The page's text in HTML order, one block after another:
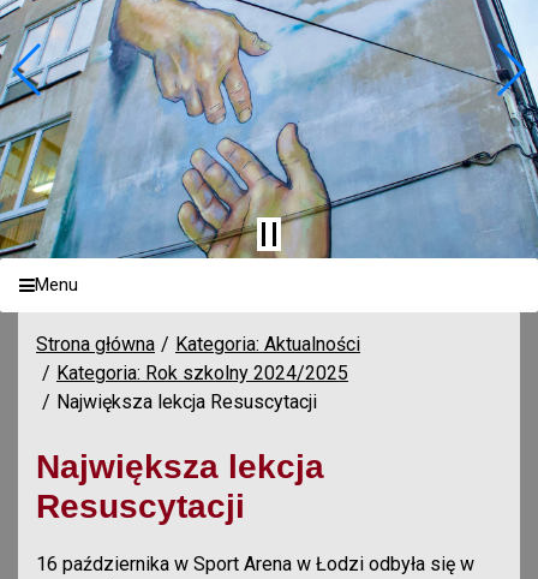
Menu
Strona główna
Kategoria: Aktualności
Kategoria: Rok szkolny 2024/2025
Największa lekcja Resuscytacji
Największa lekcja
Resuscytacji
16 października w Sport Arena w Łodzi odbyła się w